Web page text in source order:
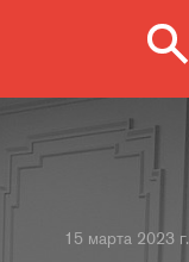
15 марта 2023 г.